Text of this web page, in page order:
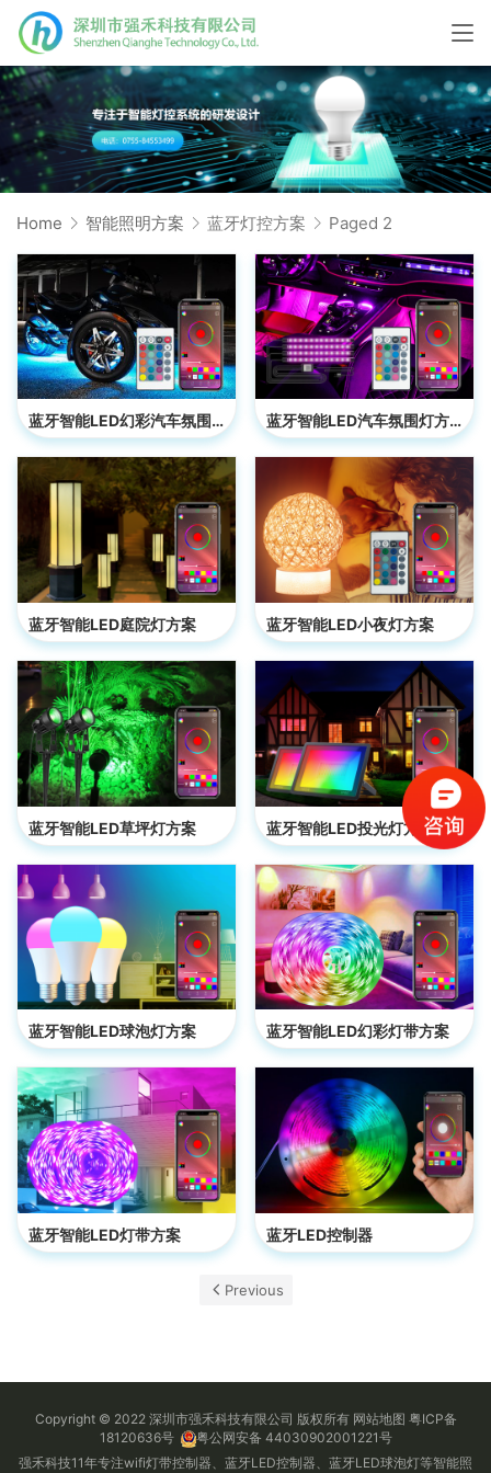
Home 智能照明方案 蓝牙灯控方案 Paged 2
蓝牙智能LED幻彩汽车氛围灯方案 蓝牙智能LED汽车氛围灯方案
蓝牙智能LED庭院灯方案 蓝牙智能LED小夜灯方案
蓝牙智能LED草坪灯方案 蓝牙智能LED投光灯方案
蓝牙智能LED球泡灯方案 蓝牙智能LED幻彩灯带方案
蓝牙智能LED灯带方案 蓝牙LED控制器
Previous
Copyright © 2022 深圳市强禾科技有限公司 版权所有 网站地图 粤ICP备
18120636号
粤公网安备 44030902001221号
强禾科技11年专注wifi灯带控制器、蓝牙LED控制器、蓝牙LED球泡灯等智能照